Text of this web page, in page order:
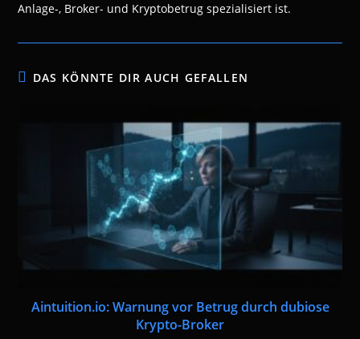
Anlage-, Broker- und Kryptobetrug spezialisiert ist.
DAS KÖNNTE DIR AUCH GEFALLEN
Aintuition.io: Warnung vor Betrug durch dubiose
Krypto-Broker